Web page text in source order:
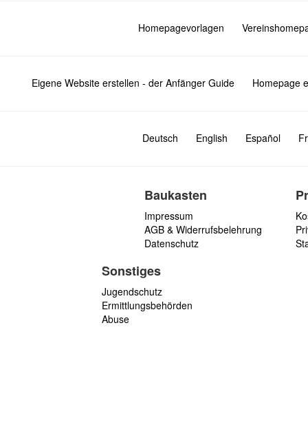
Homepagevorlagen
Eigene Website erstellen - der Anfänger Guide Homepage
Deutsch English Español
Baukasten
Impressum
AGB & Widerrufsbelehrung
Datenschutz
Sonstiges
Jugendschutz
Ermittlungsbehörden
Abuse